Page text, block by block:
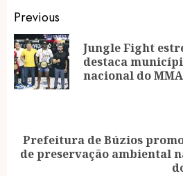
Post
navigation
Previous
Jungle Fight
destaca
nacional do MMA
Next
Prefeitura de Búzios
de preservação ambiental